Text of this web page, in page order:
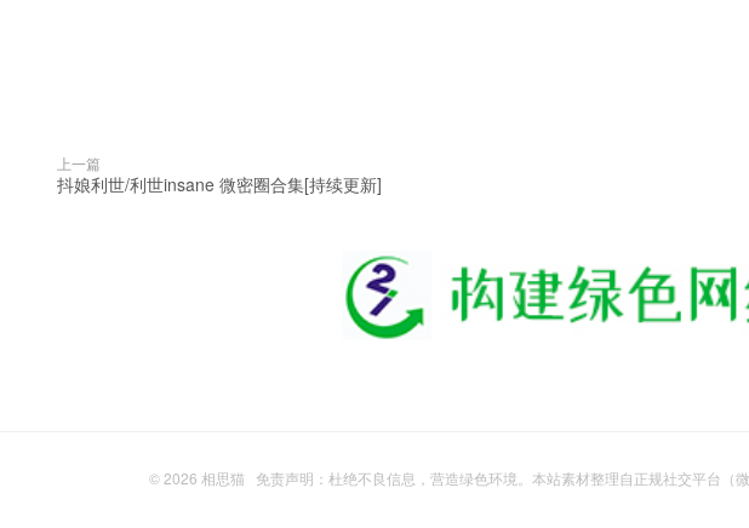
上一篇
抖娘利世/利世insane 微密圈合集[持续更新]
© 2026 相思猫 免责声明：杜绝不良信息，营造绿色环境。本站素材整理自正规社交平台（